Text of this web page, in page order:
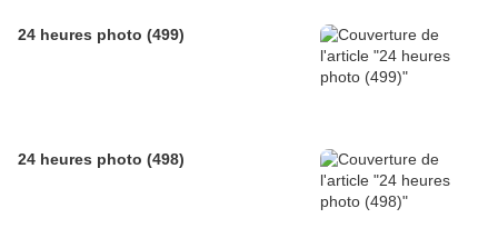
24 heures photo (499)
24 heures photo (498)